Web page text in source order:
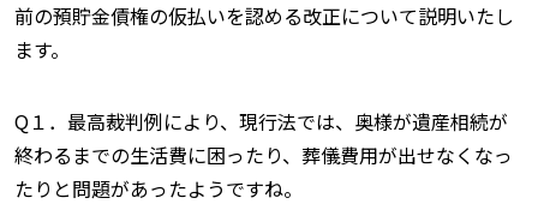
前の預貯金債権の仮払いを認める改正について説明いたし
ます。
Q１．最高裁判例により、現行法では、奥様が遺産相続が
終わるまでの生活費に困ったり、葬儀費用が出せなくなっ
たりと問題があったようですね。